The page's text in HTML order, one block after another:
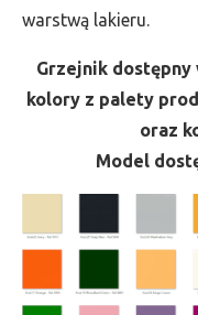
warstwą lakieru.
Grzejnik dostępny
kolory z palety
oraz
Model